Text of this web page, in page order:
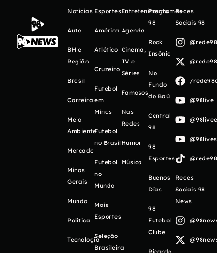
Notícias
Auto
BH e
Região
Brasil
Carreira
Meio
Ambiente
Mercado
Minas
Gerais
Mundo
Política
Tecnologia
Esportes
América
Atlético
Cruzeiro
Futebol
em
Minas
Futebol
no Brasil
Futebol
no
Mundo
Mais
Esportes
Seleção
Brasileira
Entretenimento
Agenda
Cinema,
TV e
Séries
Famosos
Nas
Redes
Humor
Música
Programas
98
Rock
Insônia
No
Fundo
do Baú
Central
98
98
Esportes
Buenos
Días
98
Futebol
Clube
Ricardo
Redes
Sociais 98
/
@98live
Redes
Sociais 98
News